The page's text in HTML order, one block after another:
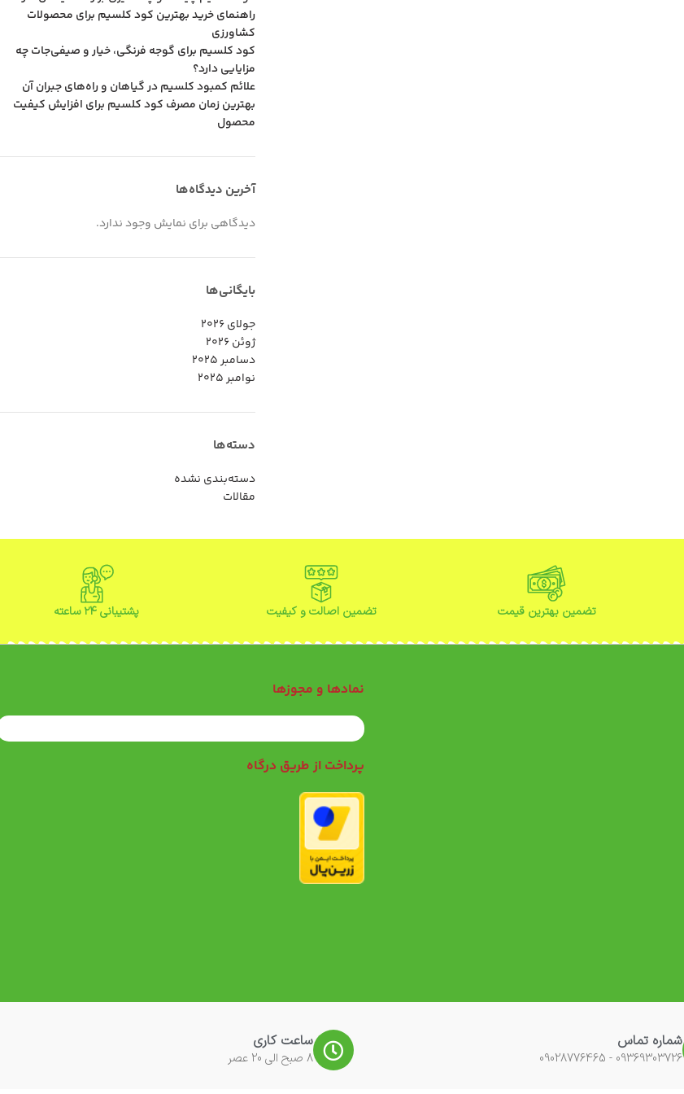
راهنمای خرید بهترین کود کلسیم برای محصولات
کشاورزی
کود کلسیم برای گوجه فرنگی، خیار و صیفی‌جات چه
مزایایی دارد؟
علائم کمبود کلسیم در گیاهان و راه‌های جبران آن
بهترین زمان مصرف کود کلسیم برای افزایش کیفیت
محصول
آخرین دیدگاه‌ها
دیدگاهی برای نمایش وجود ندارد.
بایگانی‌ها
جولای 2026
ژوئن 2026
دسامبر 2025
نوامبر 2025
دسته‌ها
دسته‌بندی نشده
مقالات
تضمین بهترین قیمت تضمین اصالت و کیفیت پشتیبانی ۲۴ ساعته
نمادها و مجوزها
پرداخت از طریق درگاه
شماره تماس
09369303726 - 09028776465
ساعت کاری
8 صبح الی 20 عصر